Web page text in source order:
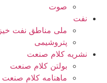
صوت
نفت
ملی مناطق نفت خیز
پتروشیمی
نشریه کلام صنعت
بولتن کلام صنعت
ماهنامه کلام صنعت